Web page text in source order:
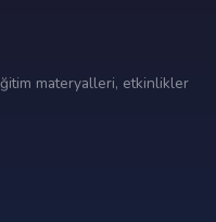
materyalleri, etkinlikler